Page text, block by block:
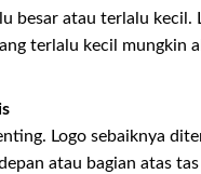
besar atau terlalu kecil.
terlalu kecil mungkin
Logo sebaiknya
atau bagian atas